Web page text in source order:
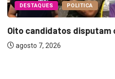
DESTAQUES POLITICA
Oito candidatos disputam
agosto 7, 2026